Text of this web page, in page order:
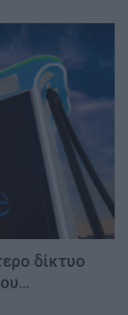
δίκτυο